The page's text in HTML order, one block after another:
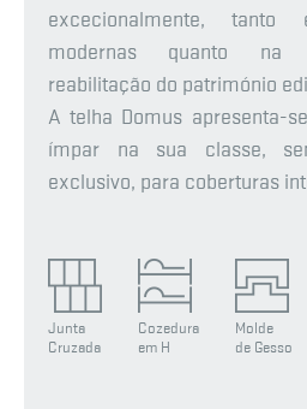
excecionalmente, tanto
modernas quanto na
reabilitação do património
A telha Domus apresenta-
ímpar na sua classe,
exclusivo, para coberturas
Junta
Cruzada
Cozedura
em H
Molde
de Gesso